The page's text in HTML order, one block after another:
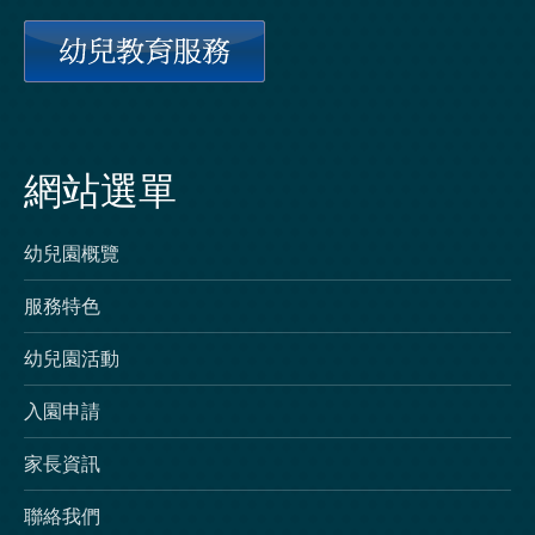
網站選單
幼兒園概覽
服務特色
幼兒園活動
入園申請
家長資訊
聯絡我們